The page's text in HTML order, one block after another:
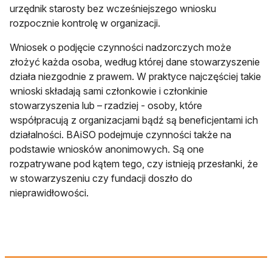
urzędnik starosty bez wcześniejszego wniosku
rozpocznie kontrolę w organizacji.
Wniosek o podjęcie czynności nadzorczych może
złożyć każda osoba, według której dane stowarzyszenie
działa niezgodnie z prawem. W praktyce najczęściej takie
wnioski składają sami członkowie i członkinie
stowarzyszenia lub – rzadziej - osoby, które
współpracują z organizacjami bądź są beneficjentami ich
działalności. BAiSO podejmuje czynności także na
podstawie wniosków anonimowych. Są one
rozpatrywane pod kątem tego, czy istnieją przesłanki, że
w stowarzyszeniu czy fundacji doszło do
nieprawidłowości.